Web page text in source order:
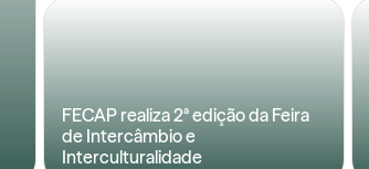
FECAP realiza 2ª edição da Feira
de Intercâmbio e
Interculturalidade